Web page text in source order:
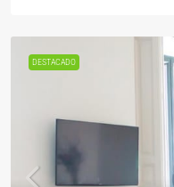
DESTACADO